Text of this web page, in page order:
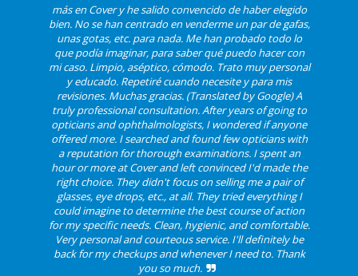
más en Cover y he salido convencido de haber elegido
bien. No se han centrado en venderme un par de gafas,
unas gotas, etc. para nada. Me han probado todo lo
que podía imaginar, para saber qué puedo hacer con
mi caso. Limpio, aséptico, cómodo. Trato muy personal
y educado. Repetiré cuando necesite y para mis
revisiones. Muchas gracias. (Translated by Google) A
truly professional consultation. After years of going to
opticians and ophthalmologists, I wondered if anyone
offered more. I searched and found few opticians with
a reputation for thorough examinations. I spent an
hour or more at Cover and left convinced I'd made the
right choice. They didn't focus on selling me a pair of
glasses, eye drops, etc., at all. They tried everything I
could imagine to determine the best course of action
for my specific needs. Clean, hygienic, and comfortable.
Very personal and courteous service. I'll definitely be
back for my checkups and whenever I need to. Thank
you so much.